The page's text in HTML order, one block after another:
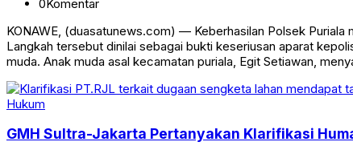
0Komentar
KONAWE, (duasatunews.com) — Keberhasilan Polsek
Langkah tersebut dinilai sebagai bukti keseriusan aparat
muda. Anak muda asal kecamatan puriala, Egit Setiawan,
Hukum
GMH Sultra-Jakarta Pertanyakan Klarifikasi